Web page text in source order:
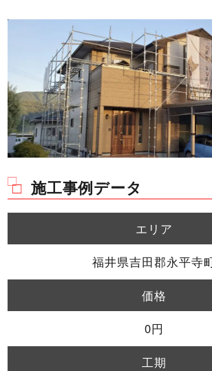
施工事例データ
エリア
福井県吉田郡永平寺
価格
0円
工期